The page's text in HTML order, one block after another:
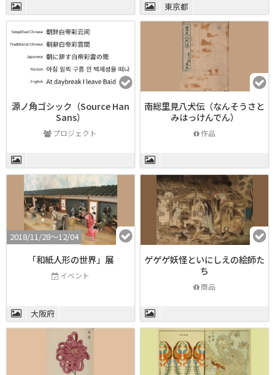
東京都
源ノ角ゴシック（Source Han
Sans）
プロジェクト
南総里見八犬伝（なんそうさと
みはっけんでん）
作品
2018/11/28〜12/04
「和紙人形の世界」展
イベント
大阪府
ゲゲゲ妖怪といにしえの絵師た
ち
商品